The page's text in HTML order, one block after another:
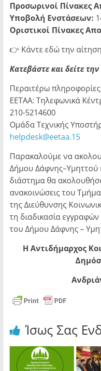
Προσωρινοί Πίνακες
Υποβολή Ενστάσεων:
Οριστικοί Πίνακες
👉 Κάντε εδώ την
Κατεβάστε και δείτε
Περαιτέρω
ΕΕΤΑΑ: Τηλεφωνικά
210-5214600
Ομάδα Τεχνικής
helpdesk@eetaa.15
Παρακαλούμε να
Δήμου Δάφνης–Υμηττού
διάστημα θα
ανακοινώσεις του
της Διεύθυνσης
τη διαδικασία
του Δήμου Δάφνης –
Η Αντιδήμαρχος
Ίσως Σας